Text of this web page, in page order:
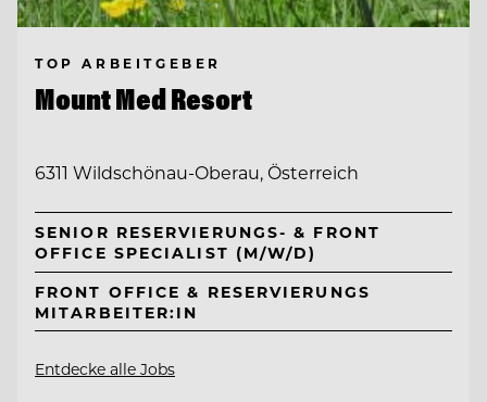
TOP ARBEITGEBER
Mount Med Resort
6311 Wildschönau-Oberau, Österreich
SENIOR RESERVIERUNGS- & FRONT
OFFICE SPECIALIST (M/W/D)
FRONT OFFICE & RESERVIERUNGS
MITARBEITER:IN
Entdecke alle Jobs